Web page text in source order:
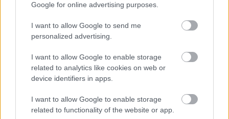
Google for online advertising purposes.
I want to allow Google to send me
personalized advertising.
I want to allow Google to enable storage
related to analytics like cookies on web or
device identifiers in apps.
I want to allow Google to enable storage
related to functionality of the website or app.
Salonul Diyona vine in intampinarea clientelor (si
clientilor) cu servicii profesionale de cosmetica,
incepand de la doar5 lei.
Vei fi incantata sa afli ca la Diyona un
complet costa doar 65 de lei
scoate din portofel doar15 ron.
Pentru clientele ce isi doresc si unghii perfecte,